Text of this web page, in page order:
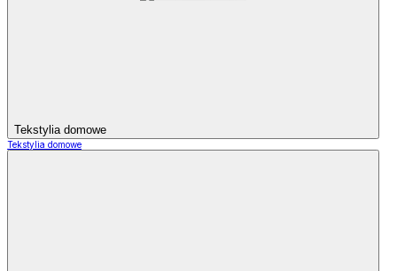
Tekstylia domowe
Tekstylia domowe